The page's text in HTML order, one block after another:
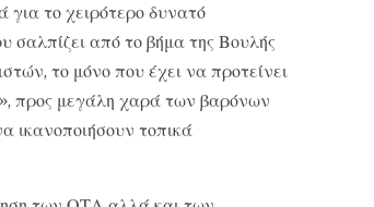
για το χειρότερο δυνατό
σαλπίζει από το βήμα της Βουλής
το μόνο που έχει να προτείνει
προς μεγάλη χαρά των βαρόνων
ικανοποιήσουν τοπικά